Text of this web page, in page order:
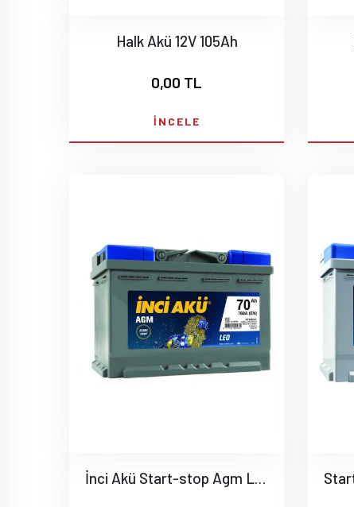
Halk Akü 12V 105Ah
0,00 TL
İNCELE
İnci Akü Start-stop Agm Leo 12v 70ah